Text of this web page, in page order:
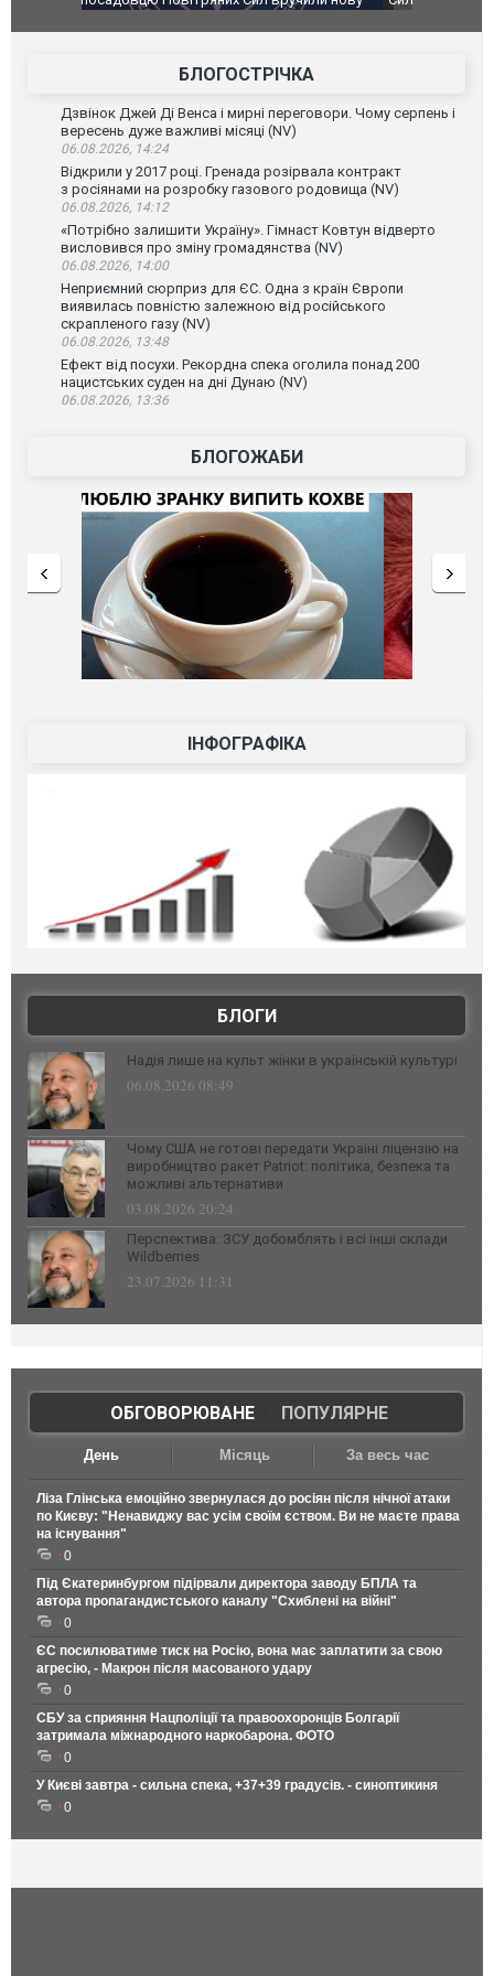
атаку. ВІДЕО
БЛОГОСТРІЧКА
Дзвінок Джей Ді Венса і мирні переговори. Чому серпень і
вересень дуже важливі місяці (NV)
06.08.2026, 14:24
Відкрили у 2017 році. Гренада розірвала контракт
з росіянами на розробку газового родовища (NV)
06.08.2026, 14:12
«Потрібно залишити Україну». Гімнаст Ковтун відверто
висловився про зміну громадянства (NV)
06.08.2026, 14:00
Неприємний сюрприз для ЄС. Одна з країн Європи
виявилась повністю залежною від російського
скрапленого газу (NV)
06.08.2026, 13:48
Ефект від посухи. Рекордна спека оголила понад 200
нацистських суден на дні Дунаю (NV)
06.08.2026, 13:36
БЛОГОЖАБИ
ІНФОГРАФІКА
БЛОГИ
Надія лише на культ жінки в українській культурі
06.08.2026 08:49
Чому США не готові передати Україні ліцензію на
виробництво ракет Patriot: політика, безпека та
можливі альтернативи
03.08.2026 20:24
Перспектива: ЗСУ добомблять і всі інші склади
Wildberries
23.07.2026 11:31
ОБГОВОРЮВАНЕ| ПОПУЛЯРНЕ
День Місяць За весь час
Ліза Глінська емоційно звернулася до росіян після нічної атаки
по Києву: "Ненавиджу вас усім своїм єством. Ви не маєте права
на існування"
0
Під Єкатеринбургом підірвали директора заводу БПЛА та
автора пропагандистського каналу "Схиблені на війні"
0
ЄС посилюватиме тиск на Росію, вона має заплатити за свою
агресію, - Макрон після масованого удару
0
СБУ за сприяння Нацполіції та правоохоронців Болгарії
затримала міжнародного наркобарона. ФОТО
0
У Києві завтра - сильна спека, +37+39 градусів. - синоптикиня
0